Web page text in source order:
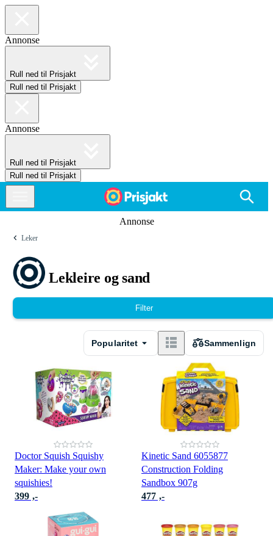
Annonse
Rull ned til Prisjakt
Rull ned til Prisjakt
Annonse
Rull ned til Prisjakt
Rull ned til Prisjakt
Annonse
Leker
Lekleire og sand
Filter
Popularitet Sammenlign
Doctor Squish Squishy
Maker: Make your own
squishies!
399 ,-
Kinetic Sand 6055877
Construction Folding
Sandbox 907g
477 ,-